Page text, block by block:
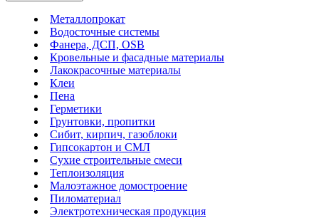
Металлопрокат
Водосточные системы
Фанера, ДСП, OSB
Кровельные и фасадные материалы
Лакокрасочные материалы
Клеи
Пена
Герметики
Грунтовки, пропитки
Сибит, кирпич, газоблоки
Гипсокартон и СМЛ
Сухие строительные смеси
Теплоизоляция
Малоэтажное домостроение
Пиломатериал
Электротехническая продукция